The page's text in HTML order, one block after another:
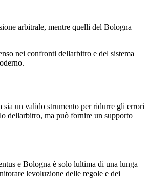
arbitrale, mentre quelli del Bologna
nei confronti dellarbitro e del sistema
un valido strumento per ridurre gli errori
dellarbitro, ma può fornire un supporto
e Bologna è solo lultima di una lunga
levoluzione delle regole e dei